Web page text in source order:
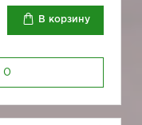
В корзину
0